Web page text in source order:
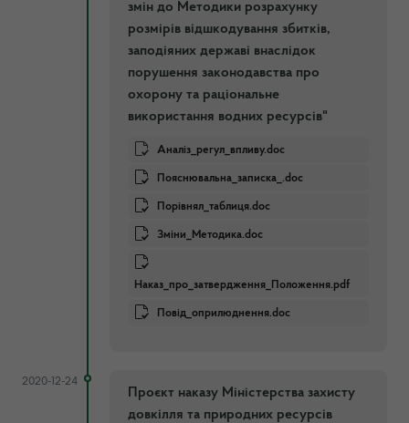
змін до Методики розрахунку
розмірів відшкодування збитків,
заподіяних державі внаслідок
порушення законодавства про
охорону та раціональне
використання водних ресурсів"
Аналіз_регул_впливу.doc
Пояснювальна_записка_.doc
Порiвнял_таблиця.doc
Зміни_Методика.doc
Наказ_про_затвердження_Положення.pdf
Повiд_оприлюднення.doc
2020-12-24
Проєкт наказу Міністерства захисту
довкілля та природних ресурсів